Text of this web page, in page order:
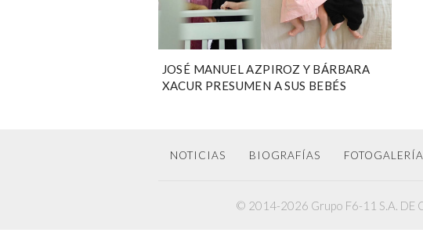
JOSÉ MANUEL AZPIROZ Y BÁRBARA
XACUR PRESUMEN A SUS BEBÉS
NOTICIAS BIOGRAFÍAS
© 2014-2026 Grupo F6-11 S.A. DE